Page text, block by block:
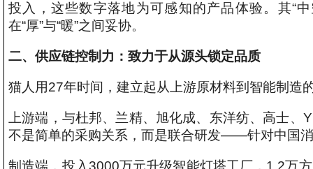
投入，这些数字落地为可感知的产品体验。其“
在“厚”与“暖”之间妥协。
二、供应链控制力： 致力于从源头锁定品质
猫人用27年时间，建立起从上游原材料到智能制造
上游端，与杜邦、兰精、旭化成、东洋纺、高士
不是简单的采购关系，而是联合研发——针对中国
制造端，投入3000万元升级智能灯塔工厂，1.2万